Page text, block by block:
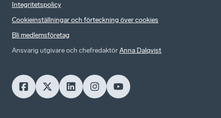
Integritetspolicy
Cookieinställningar och förteckning över cookies
Bli medlemsföretag
Ansvarig utgivare och chefredaktörAnna Dalqvist